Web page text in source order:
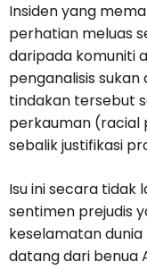
Insiden yang
perhatian meluas
daripada komuniti
penganalisis
tindakan tersebut
perkauman (racial
sebalik justifikasi
Isu ini secara tidak
sentimen prejudis
keselamatan
datang dari benua